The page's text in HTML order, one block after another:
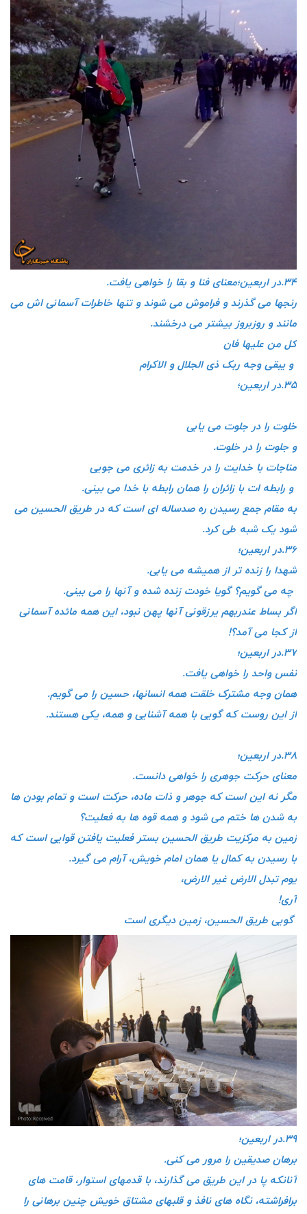
۳۴.در اربعین؛معنای فنا و بقا را خواهی یافت.
رنجها می گذرند و فراموش می شوند و تنها خاطرات آسمانی اش می
مانند و روزبروز بیشتر می درخشند.
کل من علیها فان
و یبقی وجه ربک ذی الجلال و الاکرام
۳۵.در اربعین؛
خلوت را در جلوت می یابی
و جلوت را در خلوت.
مناجات با خدایت را در خدمت به زائری می جویی
و رابطه ات با زائران را همان رابطه با خدا می بینی.
به مقام جمع رسیدن ره صدساله ای است که در طریق الحسین می
شود یک شبه طی کرد.
۳۶.در اربعین؛
شهدا را زنده تر از همیشه می یابی.
چه می گویم؟ گویا خودت زنده شده و آنها را می بینی.
اگر بساط عندربهم یرزقونی آنها پهن نبود، این همه مائده آسمانی
از کجا می آمد؟!
۳۷.در اربعین؛
نفس واحد را خواهی یافت.
همان وجه مشترک خلقت همه انسانها، حسین را می گویم.
از این روست که گویی با همه آشنایی و همه، یکی هستند.
۳۸.در اربعین؛
معنای حرکت جوهری را خواهی دانست.
مگر نه این است که جوهر و ذات ماده، حرکت است و تمام بودن ها
به شدن ها ختم می شود و همه قوه ها به فعلیت؟
زمین به مرکزیت طریق الحسین بستر فعلیت یافتن قوایی است که
با رسیدن به کمال یا همان امام خویش، آرام می گیرد.
یوم تبدل الارض غیر الارض،
آری!
گویی طریق الحسین، زمین دیگری است
۳۹.در اربعین؛
برهان صدیقین را مرور می کنی.
آنانکه پا در این طریق می گذارند، با قدمهای استوار، قامت های
برافراشته، نگاه های نافذ و قلبهای مشتاق خویش چنین برهانی را